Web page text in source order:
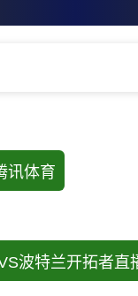
完赛
讯体育
波特兰开拓者直